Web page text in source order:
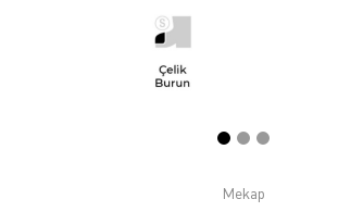
Mekap